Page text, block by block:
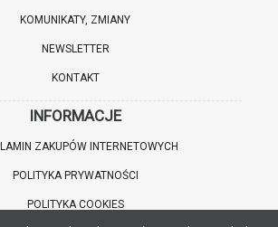
KOMUNIKATY, ZMIANY
NEWSLETTER
KONTAKT
INFORMACJE
ZAKUPÓW INTERNETOWYCH
POLITYKA PRYWATNOŚCI
POLITYKA COOKIES